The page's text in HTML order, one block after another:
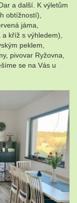
a další. K výletům
obtížností),
jáma,
kříž s výhledem),
peklem,
pivovar Ryžovna,
se na Vás u